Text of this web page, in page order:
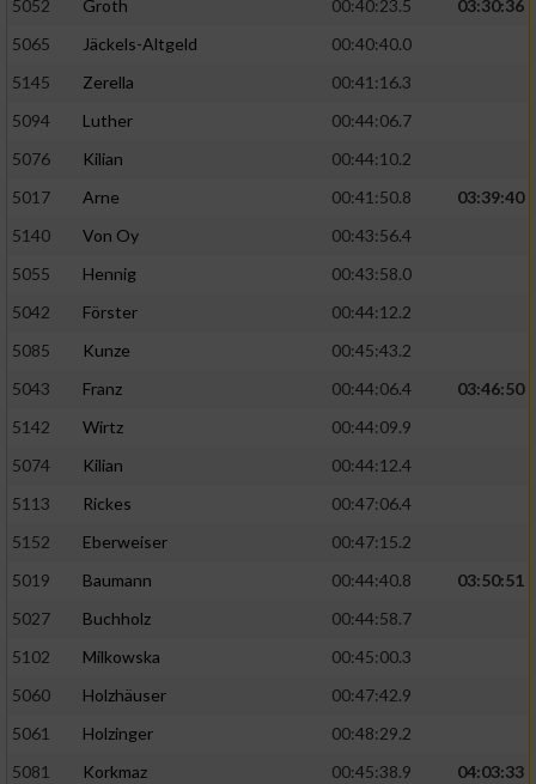
5052 Groth 00:40:23.5
03:30:36
5065
Jäckels-Altgeld
00:40:40.0
5145
Zerella
00:41:16.3
5094
Luther
00:44:06.7
5076
Kilian
00:44:10.2
5017
Arne 00:41:50.8
03:39:40
5140
Von Oy
00:43:56.4
5055
Hennig
00:43:58.0
5042
Förster
00:44:12.2
5085
Kunze
00:45:43.2
5043
Franz 00:44:06.4
03:46:50
5142
Wirtz
00:44:09.9
5074
Kilian
00:44:12.4
5113
Rickes
00:47:06.4
5152
Eberweiser
00:47:15.2
5019
Baumann 00:44:40.8
03:50:51
5027
Buchholz
00:44:58.7
5102
Milkowska
00:45:00.3
5060
Holzhäuser
00:47:42.9
5061
Holzinger
00:48:29.2
5081
Korkmaz 00:45:38.9
04:03:33